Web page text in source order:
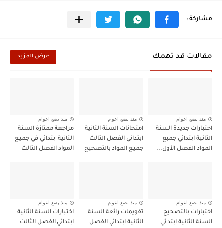
مقالات قد تهمك عرض المزيد
منذ بضع اعوام
اختبارات جديدة السنة
الثانية ابتدائي جميع
المواد الفصل الأول...
منذ بضع اعوام
امتحانات السنة الثانية
ابتدائي الفصل الثالث
جميع المواد بالتصحيح
منذ بضع اعوام
مراجعة ممتازة السنة
الثانية ابتدائي في جميع
المواد الفصل الثالث
منذ بضع اعوام
اختبارات بالتصحيح
السنة الثانية ابتدائي
منذ بضع اعوام
تقويمات رائعة السنة
الثانية ابتدائي الفصل
منذ بضع اعوام
اختبارات السنة الثانية
ابتدائي الفصل الثالث